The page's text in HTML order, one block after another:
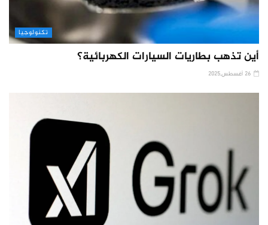
تكنولوجيا
أين تذهب بطاريات السيارات الكهربائية؟